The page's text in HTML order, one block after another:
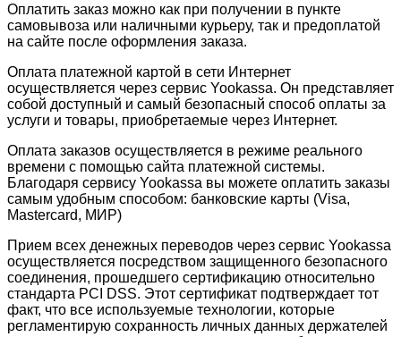
Оплатить заказ можно как при получении в пункте
самовывоза или наличными курьеру, так и предоплатой
на сайте после оформления заказа.
Оплата платежной картой в сети Интернет
осуществляется через сервис Yookassa. Он представляет
собой доступный и самый безопасный способ оплаты за
услуги и товары, приобретаемые через Интернет.
Оплата заказов осуществляется в режиме реального
времени с помощью сайта платежной системы.
Благодаря сервису Yookassa вы можете оплатить заказы
самым удобным способом: банковские карты (Visa,
Mastercard, МИР)
Прием всех денежных переводов через сервис Yookassa
осуществляется посредством защищенного безопасного
соединения, прошедшего сертификацию относительно
стандарта PCI DSS. Этот сертификат подтверждает тот
факт, что все используемые технологии, которые
регламентирую сохранность личных данных держателей